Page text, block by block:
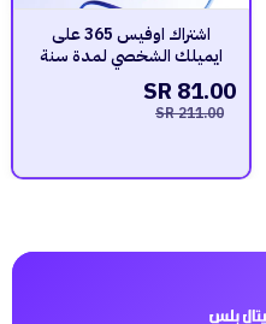
اشتراك اوفيس 365 على
ايميلك الشخصي لمدة سنة
81.00 SR
211.00 SR